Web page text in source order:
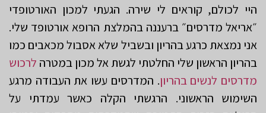
היי לכולם, קוראים לי שירה. הגעתי למכון האורטופדי
״אריאל מדרסים״ ברעננה בהמלצת הרופא אורטופד שלי.
אני נמצאת כרגע בהריון ובשביל שלא אסבול מכאבים כמו
בהריון הראשון שלי החלטתי לגשת אל מכון במטרה לרכוש
מדרסים לנשים בהריון. המדרסים עשו את העבודה מרגע
השימוש הראשוני. הרגשתי הקלה כאשר עמדתי על